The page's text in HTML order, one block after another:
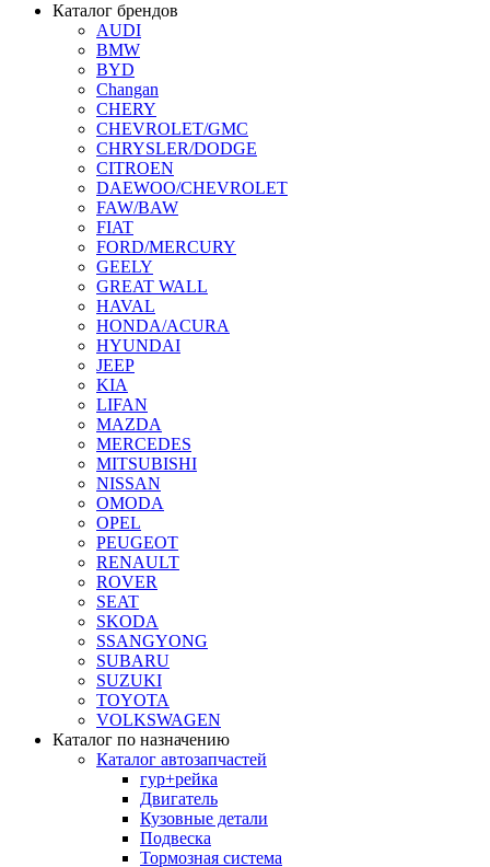
Каталог брендов
AUDI
BMW
BYD
Changan
CHERY
CHEVROLET/GMC
CHRYSLER/DODGE
CITROEN
DAEWOO/CHEVROLET
FAW/BAW
FIAT
FORD/MERCURY
GEELY
GREAT WALL
HAVAL
HONDA/ACURA
HYUNDAI
JEEP
KIA
LIFAN
MAZDA
MERCEDES
MITSUBISHI
NISSAN
OMODA
OPEL
PEUGEOT
RENAULT
ROVER
SEAT
SKODA
SSANGYONG
SUBARU
SUZUKI
TOYOTA
VOLKSWAGEN
Каталог по назначению
Каталог автозапчастей
гур+рейка
Двигатель
Кузовные детали
Подвеска
Тормозная система